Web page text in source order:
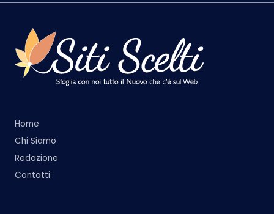
Home
Chi Siamo
Redazione
Contatti